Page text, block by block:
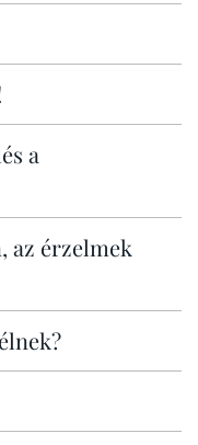
a
az érzelmek